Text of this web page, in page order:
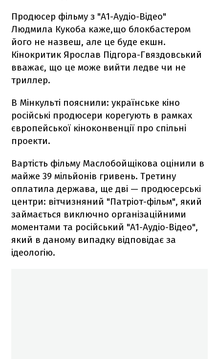
Продюсер фільму з "А1-Аудіо-Відео"
Людмила Кукоба каже,що блокбастером
його не назвеш, але це буде екшн.
Кінокритик Ярослав Підгора-Гвяздовський
вважає, що це може вийти ледве чи не
триллер.
В Мінкульті пояснили: українське кіно
російські продюсери корегують в рамках
європейської кіноконвенції про спільні
проекти.
Вартість фільму Маслобойщікова оцінили в
майже 39 мільйонів гривень. Третину
оплатила держава, ще дві — продюсерські
центри: вітчизняний "Патріот-фільм", який
займається виключно організаційними
моментами та російський "А1-Аудіо-Відео",
який в даному випадку відповідає за
ідеологію.